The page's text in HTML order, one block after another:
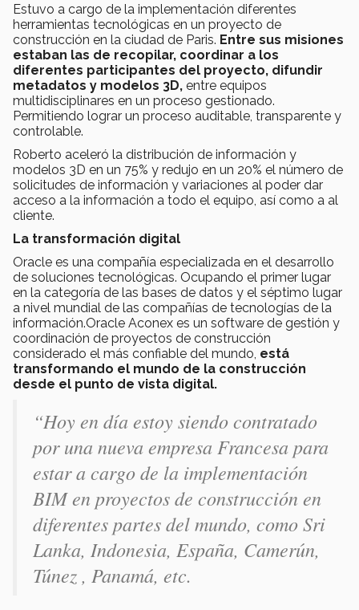
Estuvo a cargo de la implementación diferentes
herramientas tecnológicas en un proyecto de
construcción en la ciudad de Paris. Entre sus misiones
estaban las de recopilar, coordinar a los
diferentes participantes del proyecto, difundir
metadatos y modelos 3D, entre equipos
multidisciplinares en un proceso gestionado.
Permitiendo lograr un proceso auditable, transparente y
controlable.
Roberto aceleró la distribución de información y
modelos 3D en un 75% y redujo en un 20% el número de
solicitudes de información y variaciones al poder dar
acceso a la información a todo el equipo, así como a al
cliente.
La transformación digital
Oracle es una compañía especializada en el desarrollo
de soluciones tecnológicas. Ocupando el primer lugar
en la categoría de las bases de datos y el séptimo lugar
a nivel mundial de las compañías de tecnologías de la
información.Oracle Aconex es un software de gestión y
coordinación de proyectos de construcción
considerado el más confiable del mundo, está
transformando el mundo de la construcción
desde el punto de vista digital.
“Hoy en día estoy siendo contratado
por una nueva empresa Francesa para
estar a cargo de la implementación
BIM en proyectos de construcción en
diferentes partes del mundo, como Sri
Lanka, Indonesia, España, Camerún,
Túnez , Panamá, etc.